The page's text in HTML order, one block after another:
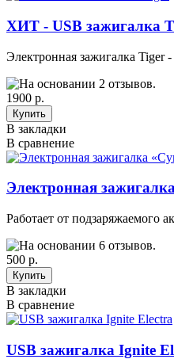
ХИТ - USB зажигалка
Электронная зажигалка
1900 р.
В закладки
В сравнение
Электронная
Работает от подзаряжаемого
500 р.
В закладки
В сравнение
USB зажигалка Ignite